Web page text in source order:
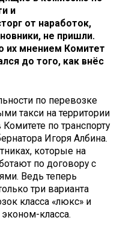
и
от наработок,
не пришли.
их мнением Комитет
до того, как внёс
по перевозке
такси на территории
по транспорту
Игоря Албина.
которые на
по договору с
Ведь теперь
три варианта
класса «люкс» и
класса.